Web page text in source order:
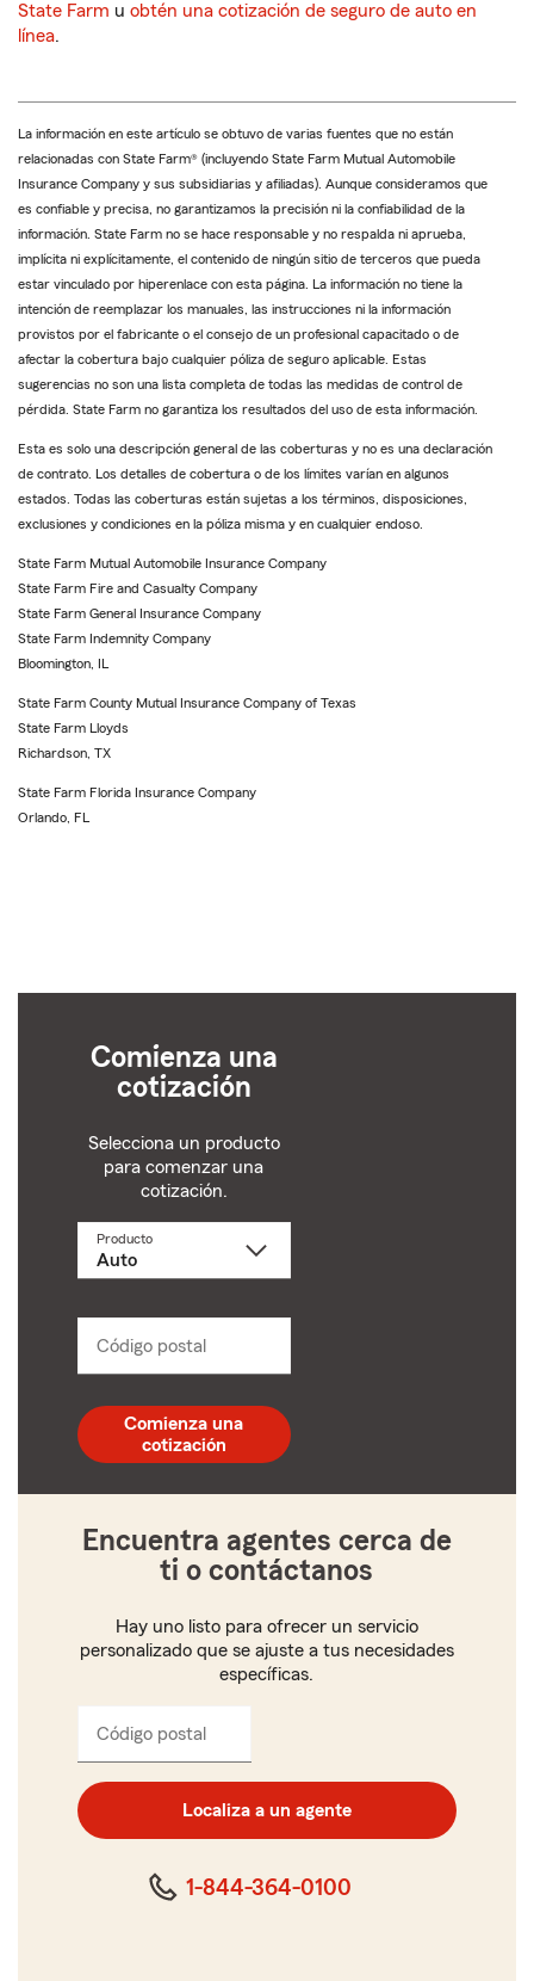
State Farm u obtén una cotización de seguro de auto en
línea.
La información en este artículo se obtuvo de varias fuentes que no están
relacionadas con State Farm® (incluyendo State Farm Mutual Automobile
Insurance Company y sus subsidiarias y afiliadas). Aunque consideramos que
es confiable y precisa, no garantizamos la precisión ni la confiabilidad de la
información. State Farm no se hace responsable y no respalda ni aprueba,
implícita ni explícitamente, el contenido de ningún sitio de terceros que pueda
estar vinculado por hiperenlace con esta página. La información no tiene la
intención de reemplazar los manuales, las instrucciones ni la información
provistos por el fabricante o el consejo de un profesional capacitado o de
afectar la cobertura bajo cualquier póliza de seguro aplicable. Estas
sugerencias no son una lista completa de todas las medidas de control de
pérdida. State Farm no garantiza los resultados del uso de esta información.
Esta es solo una descripción general de las coberturas y no es una declaración
de contrato. Los detalles de cobertura o de los límites varían en algunos
estados. Todas las coberturas están sujetas a los términos, disposiciones,
exclusiones y condiciones en la póliza misma y en cualquier endoso.
State Farm Mutual Automobile Insurance Company
State Farm Fire and Casualty Company
State Farm General Insurance Company
State Farm Indemnity Company
Bloomington, IL
State Farm County Mutual Insurance Company of Texas
State Farm Lloyds
Richardson, TX
State Farm Florida Insurance Company
Orlando, FL
Comienza una
cotización
Selecciona un producto
para comenzar una
cotización.
ProductoSelecciona
Código postal
postal
de
5
Comienza una
cotización
Encuentra agentes cerca de
ti o contáctanos
Hay uno listo para ofrecer un servicio
personalizado que se ajuste a tus necesidades
específicas.
Código postal
código
postal
de
cinco
Localiza a un agente
1-844-364-0100